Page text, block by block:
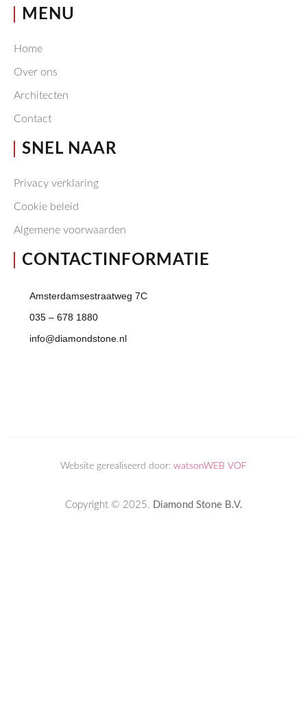
MENU
Home
Over ons
Architecten
Contact
SNEL NAAR
Privacy verklaring
Cookie beleid
Algemene voorwaarden
CONTACTINFORMATIE
Amsterdamsestraatweg 7C
035 – 678 1880
info@diamondstone.nl
Website gerealiseerd door: watsonWEB VOF
Copyright © 2025. Diamond Stone B.V.